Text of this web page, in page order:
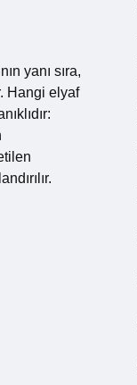
yanı sıra,
Hangi elyaf